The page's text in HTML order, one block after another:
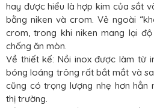
hay được hiểu là hợp kim của sắt
bằng niken và crom. Vẻ ngoài
crom, trong khi niken mang lại
chống ăn mòn.
Về thiết kế: Nồi inox được làm từ
bóng loáng trông rất bắt mắt và
cũng có trọng lượng nhẹ hơn hẳn
thị trường.